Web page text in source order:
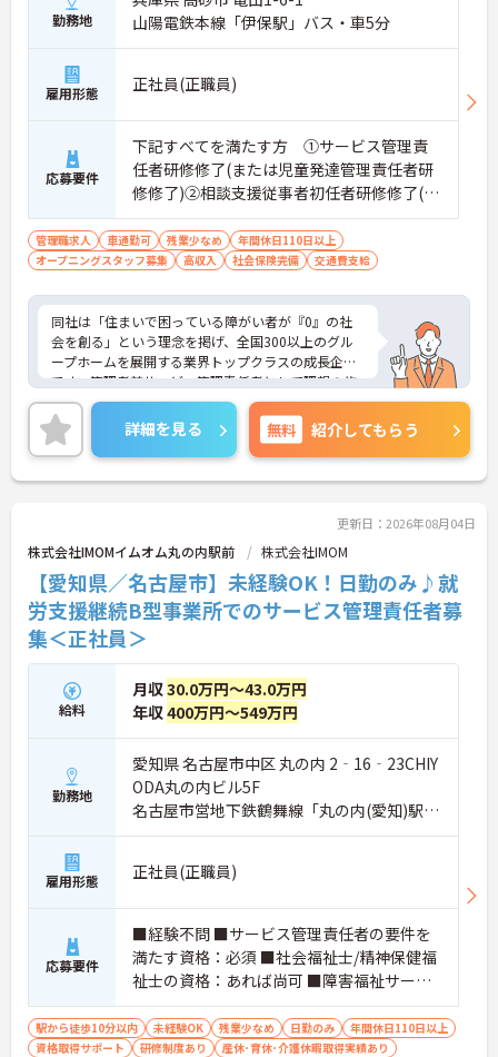
勤務地
山陽電鉄本線「伊保駅」バス・車5分
雇用形態 正社員(正職員)
応募要件
下記すべてを満たす方 ①サービス管理責
任者研修修了(または児童発達管理責任者研
修修了)②相談支援従事者初任者研修修了(ま
たは相談支援従事者実務者研修修了)③普通
自動車運転免許(AT限定可)
管理職求人 車通勤可 残業少なめ
年間休日110日以上
オープニングスタッフ募集
高収入 社会保険完備 交通費支給
同社は「住まいで困っている障がい者が『0』の社
会を創る」という理念を掲げ、全国300以上のグル
ープホームを展開する業界トップクラスの成長企業
です。管理者兼サービス管理責任者として理想の施
設づくりを担うハイクラスポジションです。本求人
最大の強みは「兼任手当15万円」を含む月給50万円
以上という圧倒的な給与水準と、最新設備が完備さ
れたクリーンな環境です。さらに、管理職の大きな
負担となる「請求・申請業務」を本社の専門部署が
スタッフの採用・育成や個別支援計画の作成に専念
できます。年間休日114日、定年70歳という長期就
労環境のもと、プレイングマネージャーとしてご自
身の理想の施設を創り上げながら、将来の幹部候補
として大幅な収入アップを実現したい有資格者の方
へおすすめです。
★おすすめPOINT★
・管理者とサビ管の兼任手当（15万円）が支給され
るため、月給50万円台～のスタート！福祉職として
の専門性とマネジメントスキルを、業界トップクラ
スの経済的評価に変えていただけます。
・本社専門部署がレセプト請求や行政対応を全て代
行します。月末の残業地獄から抜け出し、現場スタ
ッフへの丁寧なアドバイスや働きやすい環境づくり
（シフト管理等）に時間を投資できる、理想のマネ
ジメントが叶います。
・年間休日は114日（月9日公休、2月のみ8日）を確
保。 夜勤負担も全施設平均で月0～2回とコントロー
す。
詳細を見る 無料 紹介してもらう
更新日：2026年08月04日
株式会社IMOMイムオム丸の内駅前 株式会社IMOM
【愛知県／名古屋市】未経験OK！日勤のみ♪就
労支援継続B型事業所でのサービス管理責任者募
集＜正社員＞
給料
月収30.0万円～43.0万円
年収400万円～549万円
勤務地
愛知県 名古屋市中区 丸の内 2‐16‐23CHIY
ODA丸の内ビル5F
名古屋市営地下鉄鶴舞線「丸の内(愛知)駅」
徒歩1分
雇用形態 正社員(正職員)
応募要件
■経験不問 ■サービス管理責任者の要件を
満たす資格：必須 ■社会福祉士/精神保健福
祉士の資格：あれば尚可 ■障害福祉サービ
スの制度、法律に理解のある方(情報収集で
きる方)
駅から徒歩10分以内 未経験OK 残業少なめ 日勤のみ
年間休日110日以上
資格取得サポート
研修制度あり
産休･育休･介護休暇取得実績あり